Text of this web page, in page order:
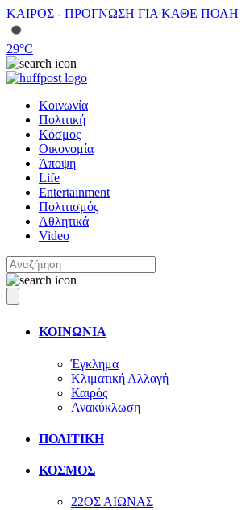
ΚΑΙΡΟΣ - ΠΡΟΓΝΩΣΗ ΓΙΑ ΚΑΘΕ ΠΟΛΗ
29°C
Κοινωνία
Πολιτική
Κόσμος
Οικονομία
Άποψη
Life
Entertainment
Πολιτισμός
Αθλητικά
Video
ΚΟΙΝΩΝΙΑ
Έγκλημα
Κλιματική Αλλαγή
Καιρός
Ανακύκλωση
ΠΟΛΙΤΙΚΗ
ΚΟΣΜΟΣ
22ΟΣ ΑΙΩΝΑΣ